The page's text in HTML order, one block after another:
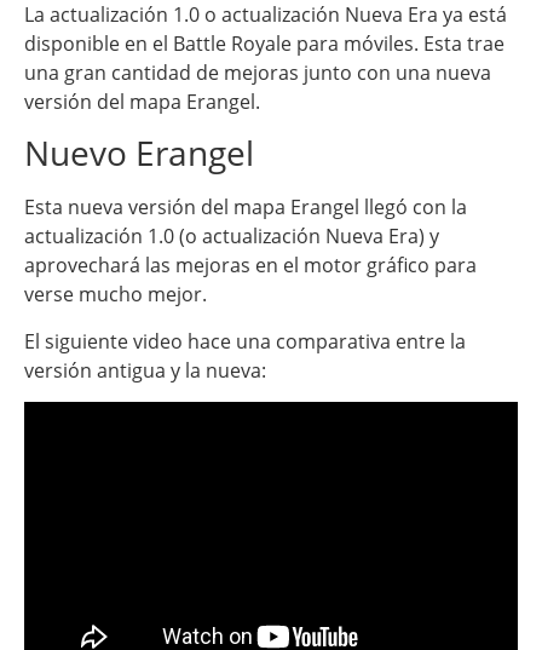
La actualización 1.0 o actualización Nueva Era ya está
disponible en el Battle Royale para móviles. Esta trae
una gran cantidad de mejoras junto con una nueva
versión del mapa Erangel.
Nuevo Erangel
Esta nueva versión del mapa Erangel llegó con la
actualización 1.0 (o actualización Nueva Era) y
aprovechará las mejoras en el motor gráfico para
verse mucho mejor.
El siguiente video hace una comparativa entre la
versión antigua y la nueva: